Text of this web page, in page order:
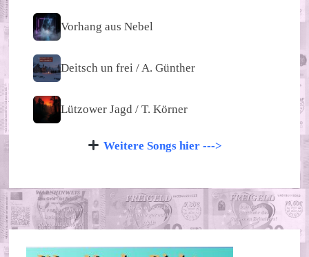
Vorhang aus Nebel
Deitsch un frei / A. Günther
Lützower Jagd / T. Körner
Weitere Songs hier --->